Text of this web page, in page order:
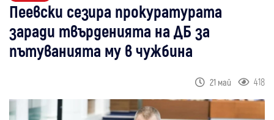
Пеевски сезира прокуратурата
заради твърденията на ДБ за
пътуванията му в чужбина
21 май 418